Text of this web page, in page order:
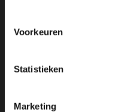
Voorkeuren
Statistieken
Marketing